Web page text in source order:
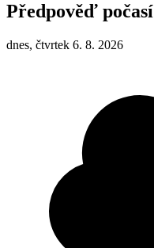
Předpověď počasí
dnes, čtvrtek 6. 8. 2026